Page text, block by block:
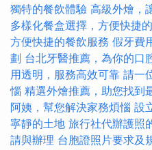
獨特的餐飲體驗 高級外燴，
多樣化餐盒選擇，方便快捷
方便快捷的餐飲服務 假牙費
劃 台北牙醫推薦，為你的口
用透明，服務高效可靠 請一
惱 精選外燴推薦，助您找到
阿姨，幫您解決家務煩惱 設
寧靜的土地 旅行社代辦護照
請與辦理 台胞證照片要求及